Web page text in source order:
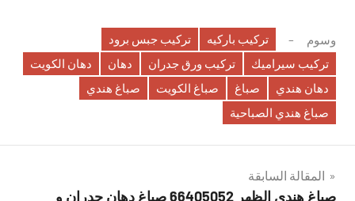
وسوم تركيب باركيه
تركيب جبس برود
تركيب سيراميك
تركيب ورق جدران دهان
دهان الكويت
دهان هندي
صباغ صباغ الكويت
صباغ هندي
صباغ هندي الصباحية
تصفّح
المقالة السابقة
صباغ هندي الظهر 66405052 صباغ دهان جدران و